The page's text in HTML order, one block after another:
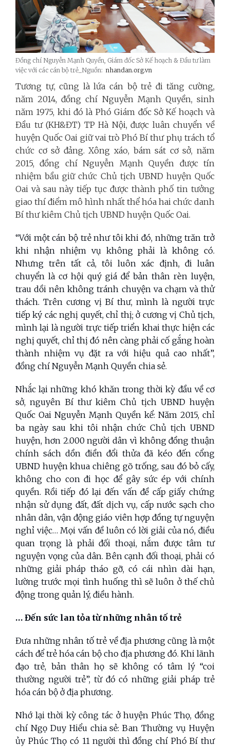
Đồng chí Nguyễn Mạnh Quyền, Giám đốc Sở Kế hoạch & Đầu tư làm
việc với các cán bộ trẻ_Nguồn: nhandan.org.vn
Tương tự, cũng là lứa cán bộ trẻ đi tăng cường,
năm 2014, đồng chí Nguyễn Mạnh Quyền, sinh
năm 1975, khi đó là Phó Giám đốc Sở Kế hoạch và
Đầu tư (KH&ĐT) TP Hà Nội, được luân chuyển về
huyện Quốc Oai giữ vai trò Phó Bí thư phụ trách tổ
chức cơ sở đảng. Xông xáo, bám sát cơ sở, năm
2015, đồng chí Nguyễn Mạnh Quyền được tín
nhiệm bầu giữ chức Chủ tịch UBND huyện Quốc
Oai và sau này tiếp tục được thành phố tin tưởng
giao thí điểm mô hình nhất thể hóa hai chức danh
Bí thư kiêm Chủ tịch UBND huyện Quốc Oai.
“Với một cán bộ trẻ như tôi khi đó, những trăn trở
khi nhận nhiệm vụ không phải là không có.
Nhưng trên tất cả, tôi luôn xác định, đi luân
chuyển là cơ hội quý giá để bản thân rèn luyện,
trau dồi nên không tránh chuyện va chạm và thử
thách. Trên cương vị Bí thư, mình là người trực
tiếp ký các nghị quyết, chỉ thị; ở cương vị Chủ tịch,
mình lại là người trực tiếp triển khai thực hiện các
nghị quyết, chỉ thị đó nên càng phải cố gắng hoàn
thành nhiệm vụ đặt ra với hiệu quả cao nhất”,
đồng chí Nguyễn Mạnh Quyền chia sẻ.
Nhắc lại những khó khăn trong thời kỳ đầu về cơ
sở, nguyên Bí thư kiêm Chủ tịch UBND huyện
Quốc Oai Nguyễn Mạnh Quyền kể: Năm 2015, chỉ
ba ngày sau khi tôi nhận chức Chủ tịch UBND
huyện, hơn 2.000 người dân vì không đồng thuận
chính sách dồn điền đổi thửa đã kéo đến cổng
UBND huyện khua chiêng gõ trống, sau đó bỏ cấy,
không cho con đi học để gây sức ép với chính
quyền. Rồi tiếp đó lại đến vấn đề cấp giấy chứng
nhận sử dụng đất, đất dịch vụ, cấp nước sạch cho
nhân dân, vận động giáo viên hợp đồng tự nguyện
nghỉ việc… Mọi vấn đề luôn có lời giải của nó, điều
quan trọng là phải đối thoại, nắm được tâm tư
nguyện vọng của dân. Bên cạnh đối thoại, phải có
những giải pháp tháo gỡ, có cái nhìn dài hạn,
lường trước mọi tình huống thì sẽ luôn ở thế chủ
động trong quản lý, điều hành.
… Đến sức lan tỏa từ những nhân tố trẻ
Đưa những nhân tố trẻ về địa phương cũng là một
cách để trẻ hóa cán bộ cho địa phương đó. Khi lãnh
đạo trẻ, bản thân họ sẽ không có tâm lý “coi
thường người trẻ”, từ đó có những giải pháp trẻ
hóa cán bộ ở địa phương.
Nhớ lại thời kỳ công tác ở huyện Phúc Thọ, đồng
chí Ngọ Duy Hiểu chia sẻ: Ban Thường vụ Huyện
ủy Phúc Thọ có 11 người thì đồng chí Phó Bí thư